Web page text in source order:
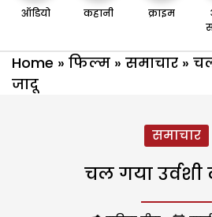
ऑडियो कहानी क्राइम
Home » फिल्म » समाचार »
जादू
समाचार
चल गया उर्वशी